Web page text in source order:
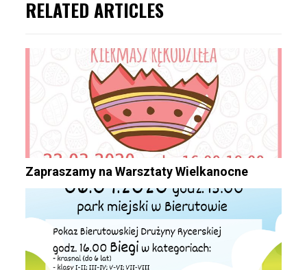
RELATED ARTICLES
Zapraszamy na Warsztaty Wielkanocne